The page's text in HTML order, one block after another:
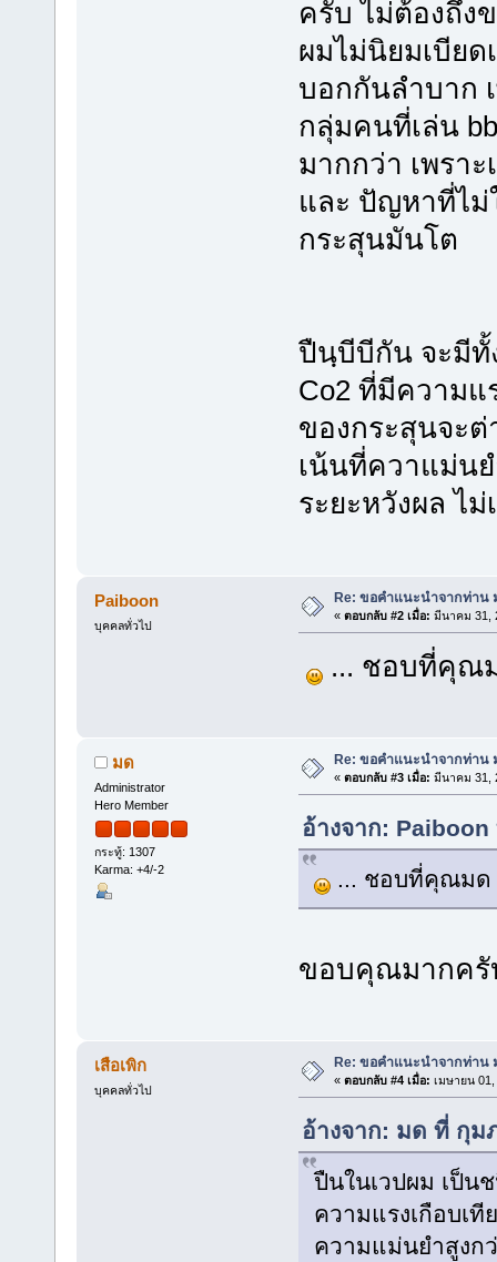
ครับ ไม่ต้องถึง
ผมไม่นิยมเบีย
บอกกันลำบาก
กลุ่มคนที่เล่น
มากกว่า เพรา
และ ปัญหาที่ไม่
กระสุนมันโต
ปืนฺบีบีกัน จะมีทั้
Co2 ที่มีความ
ของกระสุนจะ
เน้นที่ควาแม่น
ระยะหวังผล ไ
Paiboon
บุคคลทั่วไป
Re: ขอคำแนะนำจากท่าน
« ตอบกลับ #2 เมื่อ: มีนาคม 31,
... ชอบที่คุณ
มด
Administrator
Hero Member
กระทู้: 1307
Karma: +4/-2
Re: ขอคำแนะนำจากท่าน
« ตอบกลับ #3 เมื่อ: มีนาคม 31,
อ้างจาก:
... ชอบที่คุณมด
ขอบคุณมากครั
เสือเพิก
บุคคลทั่วไป
Re: ขอคำแนะนำจากท่าน
« ตอบกลับ #4 เมื่อ: เมษายน
อ้างจาก: มด ที่ กุม
ปืนในเวปผม เป็น
ความแรงเกือบเ
ความแม่นยำสูงก